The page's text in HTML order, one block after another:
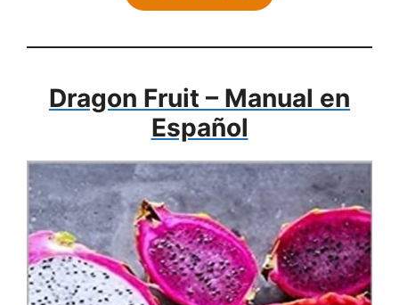
Dragon Fruit – Manual en
Español